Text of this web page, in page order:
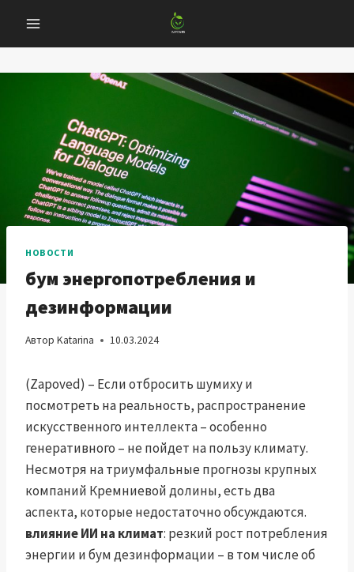
содержанию
НОВОСТИ
бум энергопотребления и
дезинформации
Автор Katarina 10.03.2024
(Zapoved) – Если отбросить шумиху и
посмотреть на реальность, распространение
искусственного интеллекта – особенно
генеративного – не пойдет на пользу климату.
Несмотря на триумфальные прогнозы крупных
компаний Кремниевой долины, есть два
аспекта, которые недостаточно обсуждаются.
влияние ИИ на климат: резкий рост потребления
энергии и бум дезинформации – в том числе об